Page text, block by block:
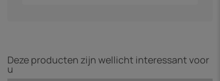
Deze producten zijn wellicht interessant voor
u